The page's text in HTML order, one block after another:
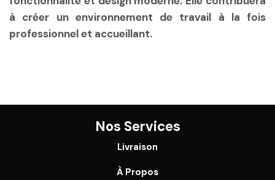
à créer un environnement de travail à la fois
professionnel et accueillant.
Nos Services
Livraison
À Propos